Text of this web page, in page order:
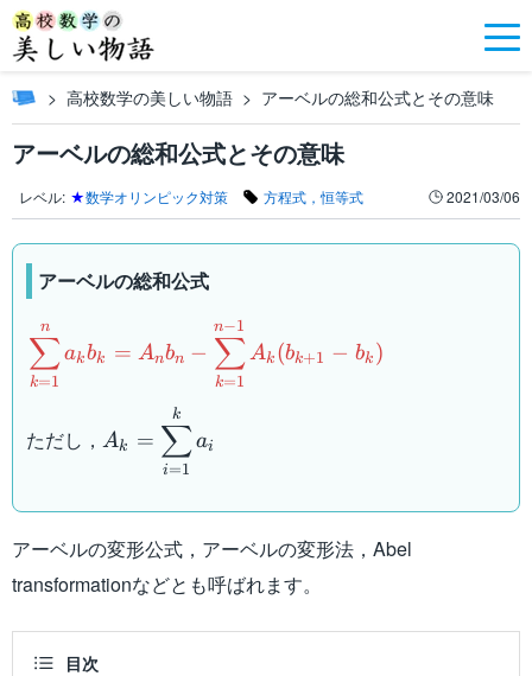
高校数学の美しい物語 アーベルの総和公式とその意味
アーベルの総和公式とその意味
レベル: ★数学オリンピック対策 方程式，恒等式 2021/03/06
アーベルの総和公式
\displaystyle\sum_{k=1}^na_kb_k=A_nb_n-
\displaystyle\sum_{k=1}^{n-
1}A_k(b_{k+1}-b_k)
k=1
∑
n
akbk = Anbn −
k=1
∑
n−1
Ak (bk+1 − bk )
ただし，
A_k=\displaystyle\sum_{i=1}^ka_i
Ak =
i=1
∑
k
ai
アーベルの変形公式，アーベルの変形法，Abel
transformationなどとも呼ばれます。
目次